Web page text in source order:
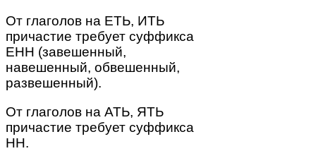
От глаголов на ЕТЬ, ИТЬ
причастие требует суффикса
ЕНН (завешенный,
навешенный, обвешенный,
развешенный).
От глаголов на АТЬ, ЯТЬ
причастие требует суффикса
НН.